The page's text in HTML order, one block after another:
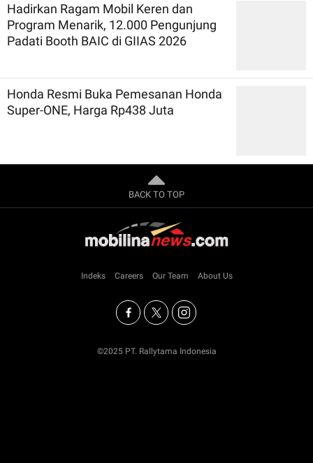
Hadirkan Ragam Mobil Keren dan
Program Menarik, 12.000 Pengunjung
Padati Booth BAIC di GIIAS 2026
Honda Resmi Buka Pemesanan Honda
Super-ONE, Harga Rp438 Juta
BACK TO TOP
Indeks Careers Our Team About Us
©2025 PT. Rallytama Indonesia